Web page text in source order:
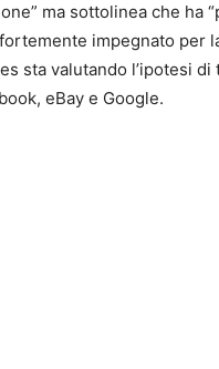
ma sottolinea che ha
impegnato per
sta valutando l’ipotesi
eBay e Google.